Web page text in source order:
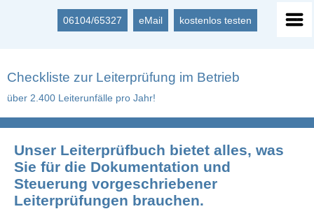
06104/65327 eMail kostenlos testen
Checkliste zur Leiterprüfung im Betrieb
über 2.400 Leiterunfälle pro Jahr!
Unser Leiterprüfbuch bietet alles, was
Sie für die Dokumentation und
Steuerung vorgeschriebener
Leiterprüfungen brauchen.